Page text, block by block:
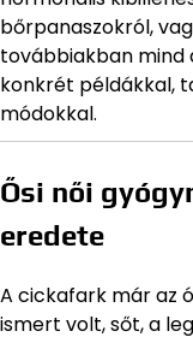
bőrpanaszokról,
továbbiakban
konkrét példákkal,
módokkal.
Ősi női
eredete
A cickafark már az
ismert volt, sőt, a